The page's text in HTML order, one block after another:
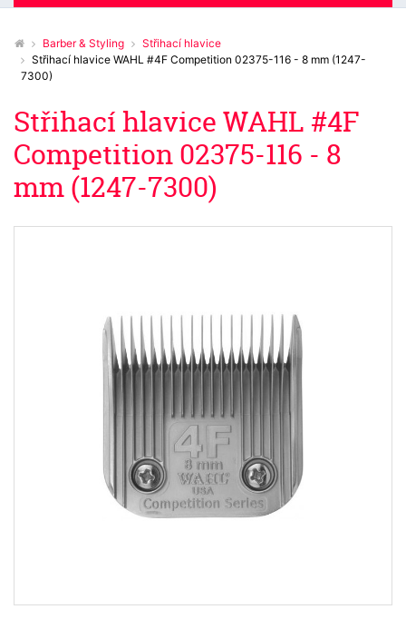
Barber & Styling
Střihací hlavice
Střihací hlavice WAHL #4F Competition 02375-116 - 8 mm (1247-
7300)
Střihací hlavice WAHL #4F
Competition 02375-116 - 8
mm (1247-7300)